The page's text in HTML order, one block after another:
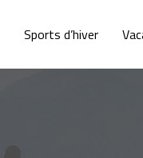
Sports d’hiver